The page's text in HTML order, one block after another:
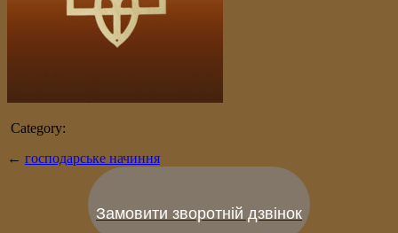
Category:
← господарське начиння
Замовити зворотній дзвінок